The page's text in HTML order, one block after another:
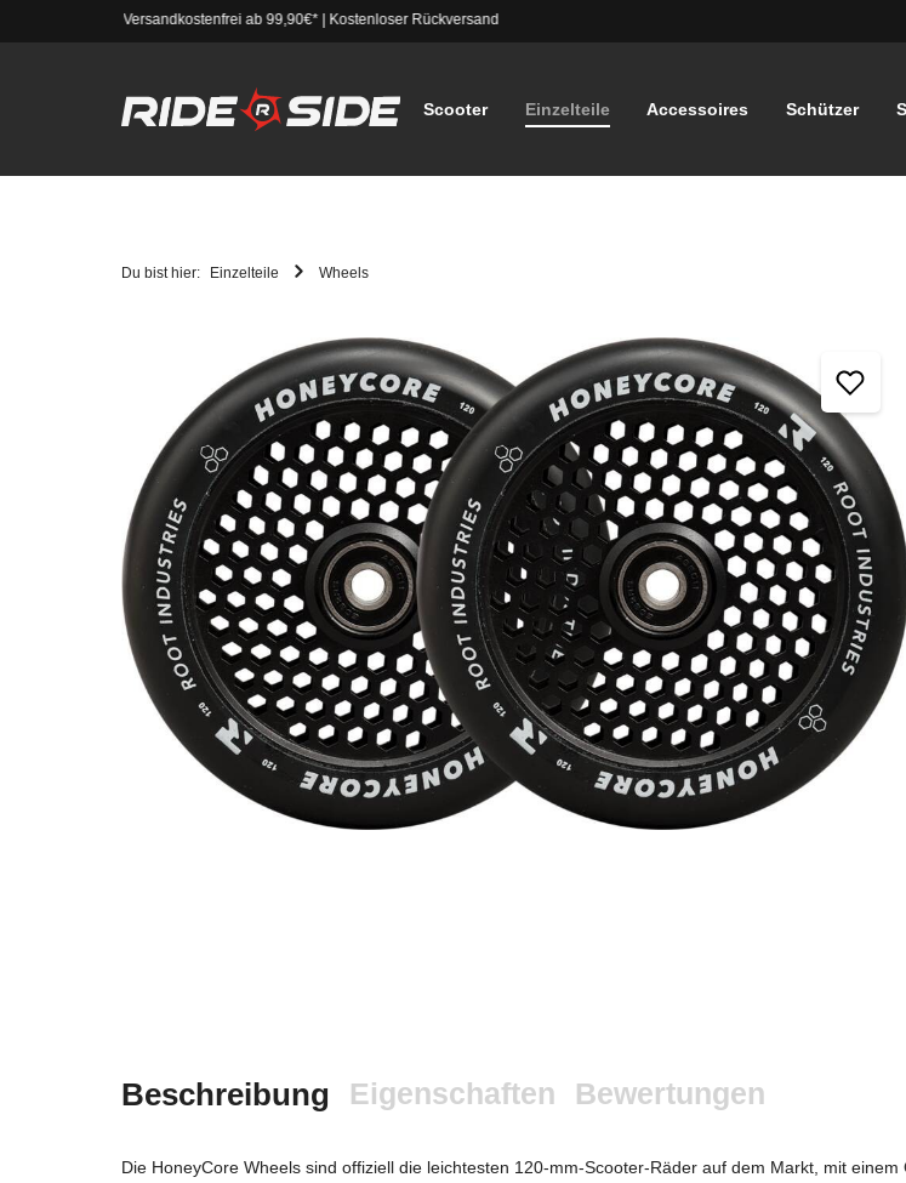
Versandkostenfrei ab 99,90€*| Kostenloser Rückversand
Scooter Einzelteile Accessoires Schützer
Du bist hier: Einzelteile Wheels
Beschreibung Eigenschaften Bewertungen
Die HoneyCore Wheels sind offiziell die leichtesten 120-mm-Scooter-Räder auf dem Markt, mit